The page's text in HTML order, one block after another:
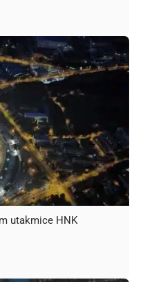
utakmice HNK